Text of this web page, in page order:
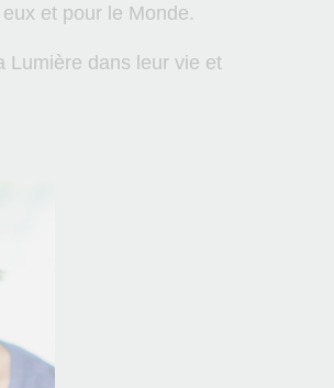
et pour le Monde.
Lumière dans leur vie et